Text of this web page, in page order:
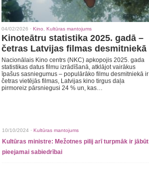
04/02/2026 · Kino Kultūras mantojums
Kinoteātru statistika 2025. gadā –
četras Latvijas filmas desmitniekā
Nacionālais Kino centrs (NKC) apkopojis 2025. gada
statistikas datus filmu izrādīšanā, atklājot vairākus
īpašus sasniegumus – populārāko filmu desmitniekā ir
četras vietējās filmas, Latvijas kino tirgus daļa
pirmoreiz pārsniegusi 24 % un, kas…
10/10/2024 · Kultūras mantojums
Kultūras ministre: Mežotnes pilij arī turpmāk ir jābūt
pieejamai sabiedrībai